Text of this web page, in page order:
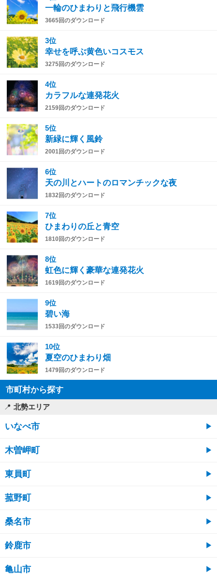
一輪のひまわりと飛行機雲
3665回のダウンロード
3位
幸せを呼ぶ黄色いコスモス
3275回のダウンロード
4位
カラフルな連発花火
2159回のダウンロード
5位
新緑に輝く風鈴
2001回のダウンロード
6位
天の川とハートのロマンチックな夜
1832回のダウンロード
7位
ひまわりの丘と青空
1810回のダウンロード
8位
虹色に輝く豪華な連発花火
1619回のダウンロード
9位
碧い海
1533回のダウンロード
10位
夏空のひまわり畑
1479回のダウンロード
市町村から探す
北勢エリア
いなべ市
木曽岬町
東員町
菰野町
桑名市
鈴鹿市
亀山市